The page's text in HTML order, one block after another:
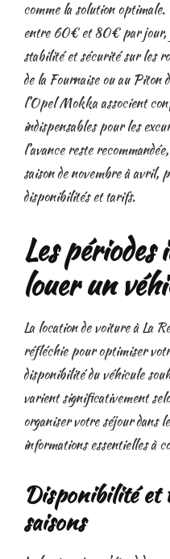
comme la solution optimale.
entre 60€ et 80€ par jour,
stabilité et sécurité sur les
de la Fournaise ou au Piton
l’Opel Mokka associent
indispensables pour les
l’avance reste
saison de novembre à avril,
disponibilités et tarifs.
Les périodes
louer un
La location de voiture à La
réfléchie pour optimiser
disponibilité du véhicule
varient significativement
organiser votre séjour dans
informations essentielles à
Disponibilité et
saisons